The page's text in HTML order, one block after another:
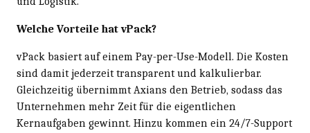
Welche Vorteile hat vPack?
vPack basiert auf einem Pay-per-Use-Modell. Die Kosten
sind damit jederzeit transparent und kalkulierbar.
Gleichzeitig übernimmt Axians den Betrieb, sodass das
Unternehmen mehr Zeit für die eigentlichen
Kernaufgaben gewinnt. Hinzu kommen ein 24/7-Support